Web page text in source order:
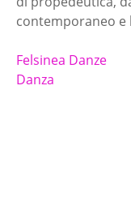
contemporaneo e
Felsinea Danze
Danza